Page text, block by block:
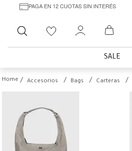
PAGA EN 12 CUOTAS SIN INTERÉS
Buscar
SALE
Accesorios Bags Carteras